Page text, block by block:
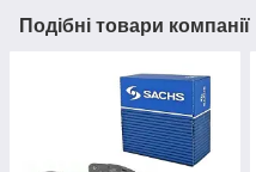
Подібні товари компанії